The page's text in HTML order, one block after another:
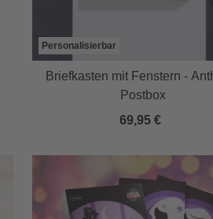
Personalisierbar
Briefkasten mit Fenstern -
Postbox
69,95 €